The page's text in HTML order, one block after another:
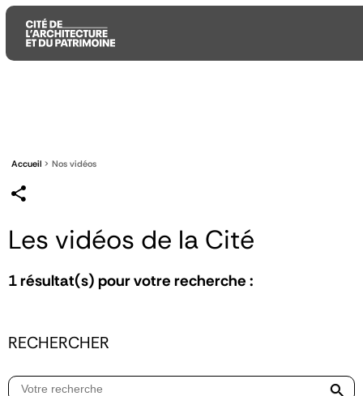
principal
principal
recherche
Accueil Nos vidéos
Les vidéos de la Cité
1résultat(s) pour votre recherche :
RECHERCHER